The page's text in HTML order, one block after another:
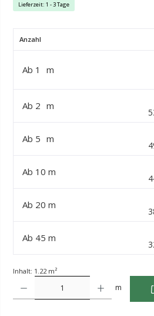
Lieferzeit: 1 - 3 Tage
Anzahl
Ab 1 m
Ab 2 m
Ab 5 m
Ab 10 m
Ab 20 m
Ab 45 m
Inhalt: 1.22 m²
m